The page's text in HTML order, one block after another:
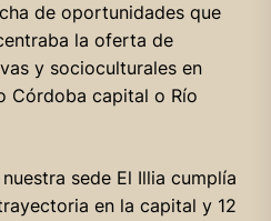
de oportunidades que
la oferta de
y socioculturales en
Córdoba capital o Río
sede El Illia cumplía
en la capital y 12